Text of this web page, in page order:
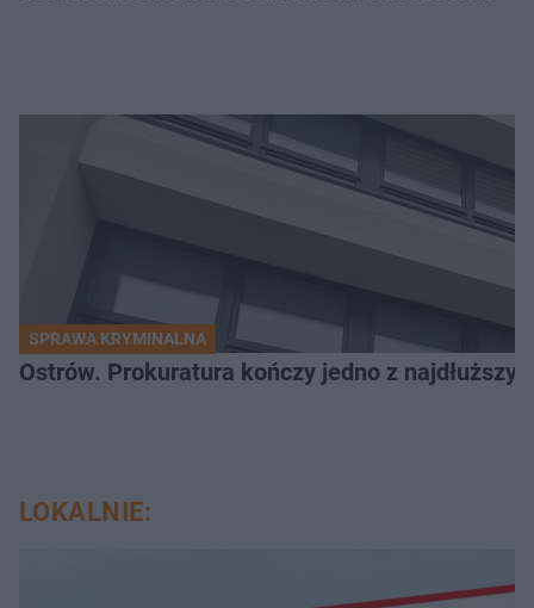
SPRAWA KRYMINALNA
Ostrów. Prokuratura kończy jedno z
LOKALNIE: